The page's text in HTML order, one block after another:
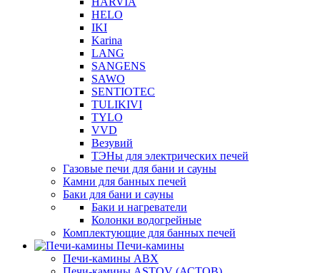
HELO
IKI
Karina
LANG
SANGENS
SAWO
SENTIOTEC
TULIKIVI
TYLO
VVD
Везувий
ТЭНы для электрических печей
Газовые печи для бани и сауны
Камни для банных печей
Баки для бани и сауны
Баки и нагреватели
Колонки водогрейные
Комплектующие для банных печей
Печи-камины
Печи-камины ABX